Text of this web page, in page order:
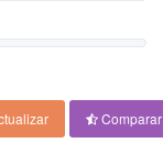
Comparar